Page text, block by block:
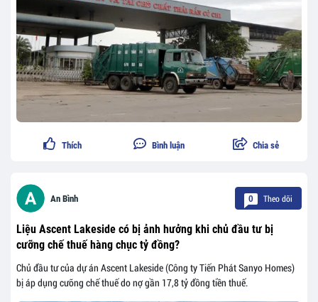
Thích Bình luận Chia sẻ
An Bình 0 Theo dõi
Liệu Ascent Lakeside có bị ảnh hưởng khi chủ đầu tư bị
cưỡng chế thuế hàng chục tỷ đồng?
Chủ đầu tư của dự án Ascent Lakeside (Công ty Tiến Phát Sanyo Homes)
bị áp dụng cưỡng chế thuế do nợ gần 17,8 tỷ đồng tiền thuế.